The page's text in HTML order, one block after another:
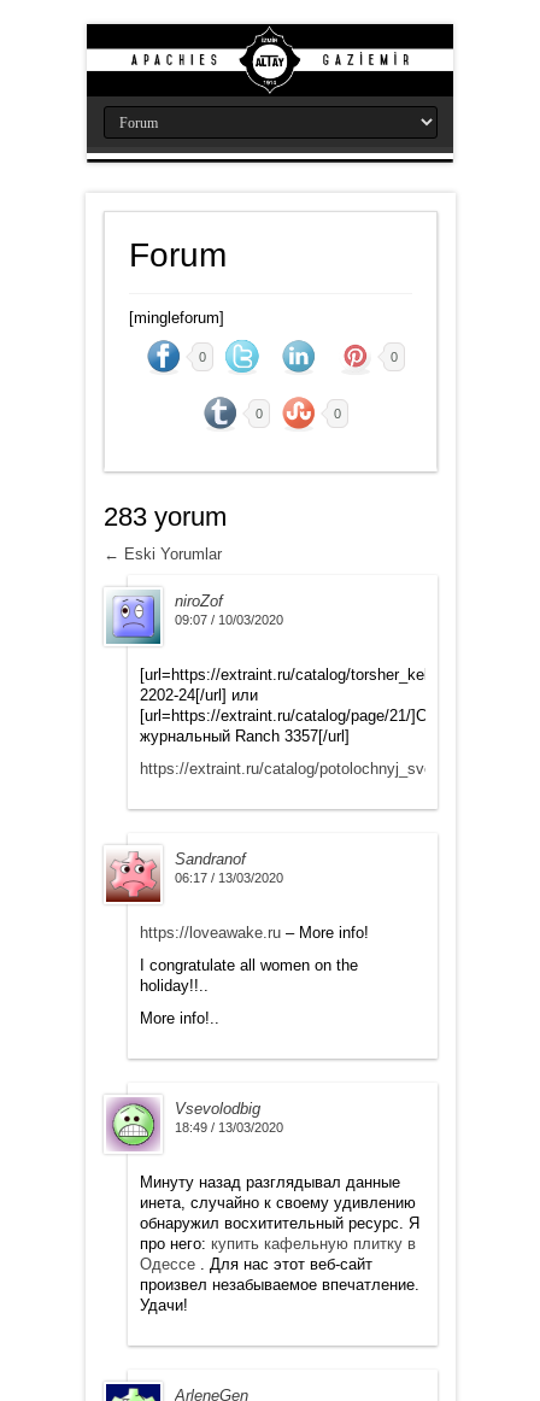
Forum
[mingleforum]
0 0
0 0
283 yorum
← Eski Yorumlar
niroZof
09:07 / 10/03/2020
[url=https://extraint.ru/catalog/
2202-24[/url] или
[url=https://extraint.ru/catalog/page/21/]Стол
журнальный Ranch 3357[/url]
https://extraint.ru/catalog/
Sandranof
06:17 / 13/03/2020
https://loveawake.ru– More info!
I congratulate all women on the
holiday!!..
More info!..
Vsevolodbig
18:49 / 13/03/2020
Минуту назад разглядывал данные
инета, случайно к своему удивлению
обнаружил восхитительный ресурс. Я
про него: купить кафельную плитку в
Одессе. Для нас этот веб-сайт
произвел незабываемое впечатление.
Удачи!
ArleneGen